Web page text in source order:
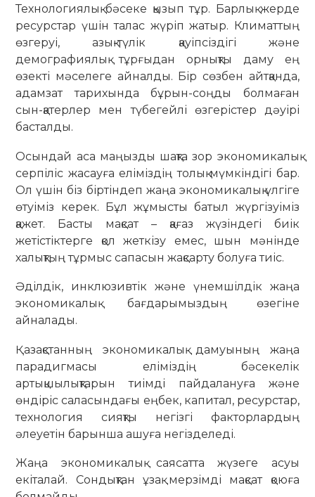
Технологиялық бәсеке қызып тұр. Барлық жерде
ресурстар үшін талас жүріп жатыр. Климаттың
өзгеруі, азық-түлік қауіпсіздігі және
демографиялық тұрғыдан орнықты даму ең
өзекті мәселеге айналды. Бір сөзбен айтқанда,
адамзат тарихында бұрын-соңды болмаған
сын-қатерлер мен түбегейлі өзгерістер дәуірі
басталды.
Осындай аса маңызды шақта зор экономикалық
серпіліс жасауға еліміздің толық мүмкіндігі бар.
Ол үшін біз біртіндеп жаңа экономикалық үлгіге
өтуіміз керек. Бұл жұмысты батыл жүргізуіміз
қажет. Басты мақсат – қағаз жүзіндегі биік
жетістіктерге қол жеткізу емес, шын мәнінде
халықтың тұрмыс сапасын жақсарту болуға тиіс.
Әділдік, инклюзивтік және үнемшілдік жаңа
экономикалық бағдарымыздың өзегіне
айналады.
Қазақстанның экономикалық дамуының жаңа
парадигмасы еліміздің бәсекелік
артықшылықтарын тиімді пайдалануға және
өндіріс саласындағы еңбек, капитал, ресурстар,
технология сияқты негізгі факторлардың
әлеуетін барынша ашуға негізделеді.
Жаңа экономикалық саясатта жүзеге асуы
екіталай. Сондықтан ұзақ мерзімді мақсат қоюға